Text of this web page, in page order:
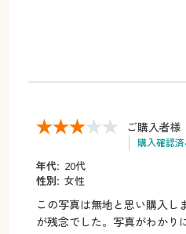
ご購入者様
購入確認
年代: 20代
性別: 女性
この写真は無地と思い購入し
が残念でした。写真がわかり